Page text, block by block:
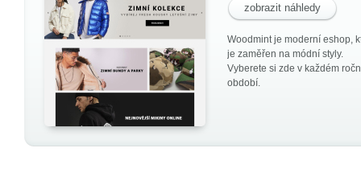
zobrazit náhledy
Woodmint je moderní eshop,
je zaměřen na módní styly.
Vyberete si zde v každém
období.